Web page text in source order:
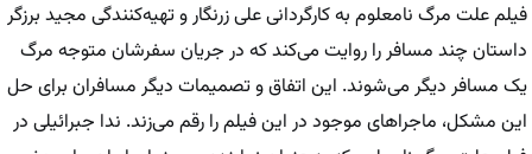
فیلم علت مرگ نامعلوم به کارگردانی علی زرنگار و تهیه‌کنندگی مجید برزگر
داستان چند مسافر را روایت می‌کند که در جریان سفرشان متوجه مرگ
یک مسافر دیگر می‌شوند. این اتفاق و تصمیمات دیگر مسافران برای حل
این مشکل، ماجراهای موجود در این فیلم را رقم می‌زند. ندا جبرائیلی در